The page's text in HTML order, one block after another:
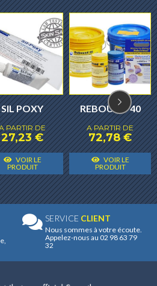
SIL POXY
PARTIR DE
27,23€
VOIR LE
PRODUIT
Ce
produit
a
plusieurs
Les
options
REBOUND 40
A PARTIR DE
72,78€
VOIR LE
PRODUIT
a
SERVICE CLIENT
Nous sommes à votre écoute.
Appelez-nous au 02 98 63 79
32